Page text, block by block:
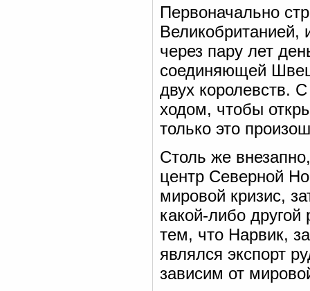
Первоначально
Великобританией,
через пару лет
соединяющей
двух королевств.
ходом, чтобы
только это
Столь же
центр Северной
мировой кризис,
какой-либо
тем, что Нарвик,
являлся экспорт
зависим от